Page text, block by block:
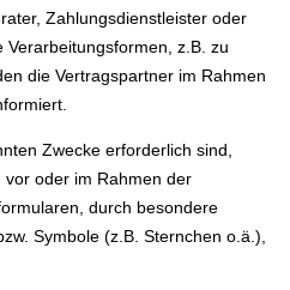
Zahlungsdienstleister oder
z.B. zu
die Vertragspartner im Rahmen
Zwecke erforderlich sind,
oder im Rahmen der
durch besondere
Symbole (z.B. Sternchen o.ä.),